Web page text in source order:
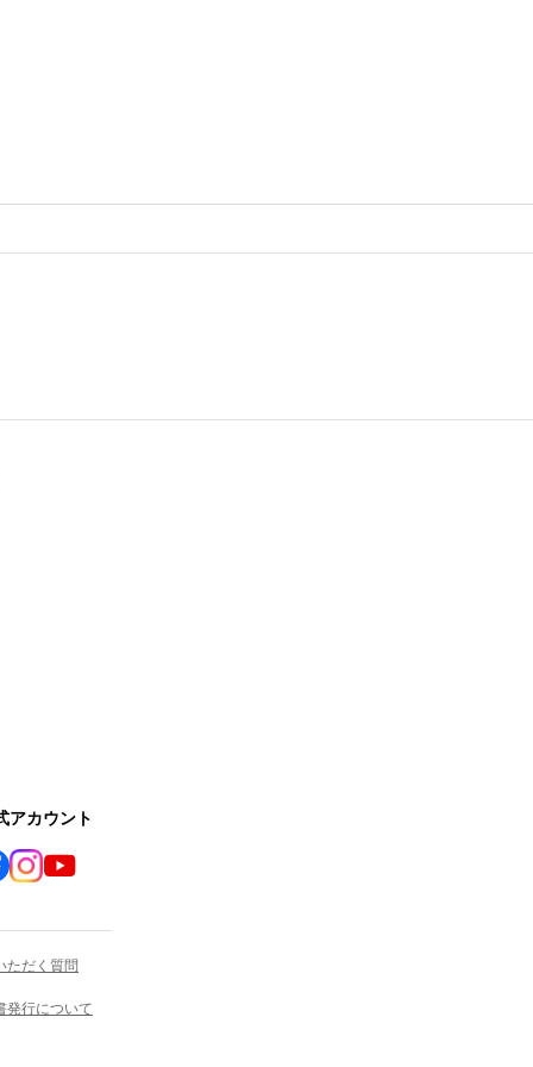
アカウント
ただく質問
発行について